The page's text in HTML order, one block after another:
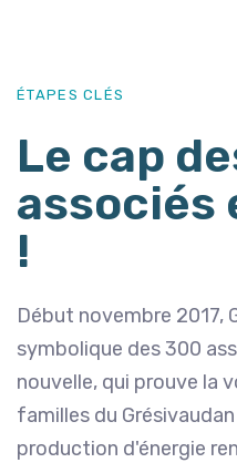
ÉTAPES CLÉS
Le cap
associés
!
Début novembre 2017,
symbolique des 300
nouvelle, qui prouve la
familles du
production d'énergie